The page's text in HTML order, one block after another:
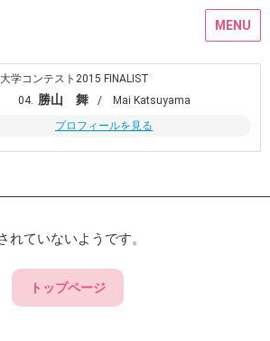
MENU
学コンテスト2015 FINALIST
04. 勝山 舞
/ Mai Katsuyama
プロフィールを見る
れていないようです。
トップページ